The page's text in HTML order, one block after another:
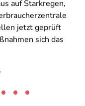
auf Starkregen,
jetzt geprüft
sich das